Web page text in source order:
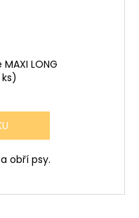
LONG
ks)
obří psy.